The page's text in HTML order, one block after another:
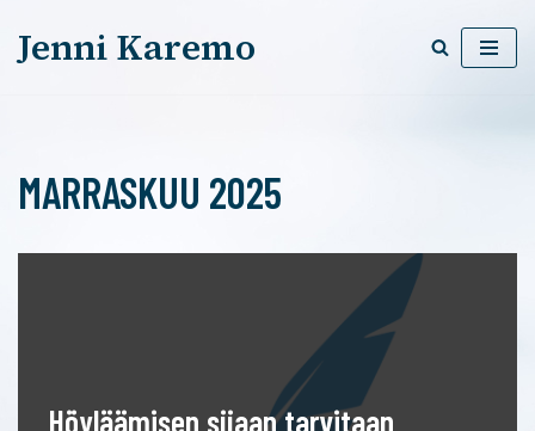
Siirry
Jenni Karemo
MARRASKUU 2025
Höyläämisen sijaan tarvitaan